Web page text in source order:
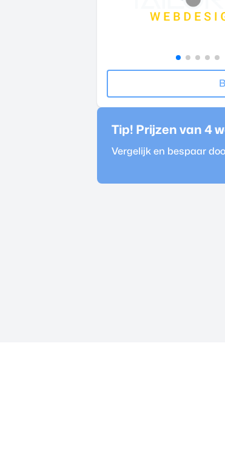
Tip! Prijzen van 4
Vergelijk en bespaar